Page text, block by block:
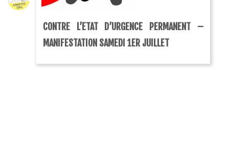
CONTRE L’ETAT D’URGENCE PERMANENT –
MANIFESTATION SAMEDI 1ER JUILLET